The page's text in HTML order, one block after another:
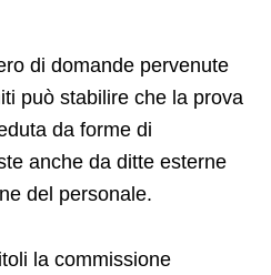
di domande pervenute
può stabilire che la prova
da forme di
anche da ditte esterne
del personale.
la commissione